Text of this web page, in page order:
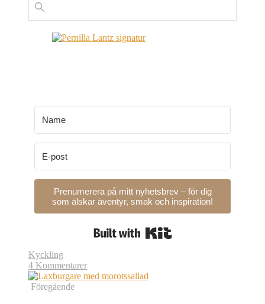
Prenumerera på mitt nyhetsbrev – för dig
som älskar äventyr, smak och inspiration!
Kyckling
4 Kommentarer
Föregående